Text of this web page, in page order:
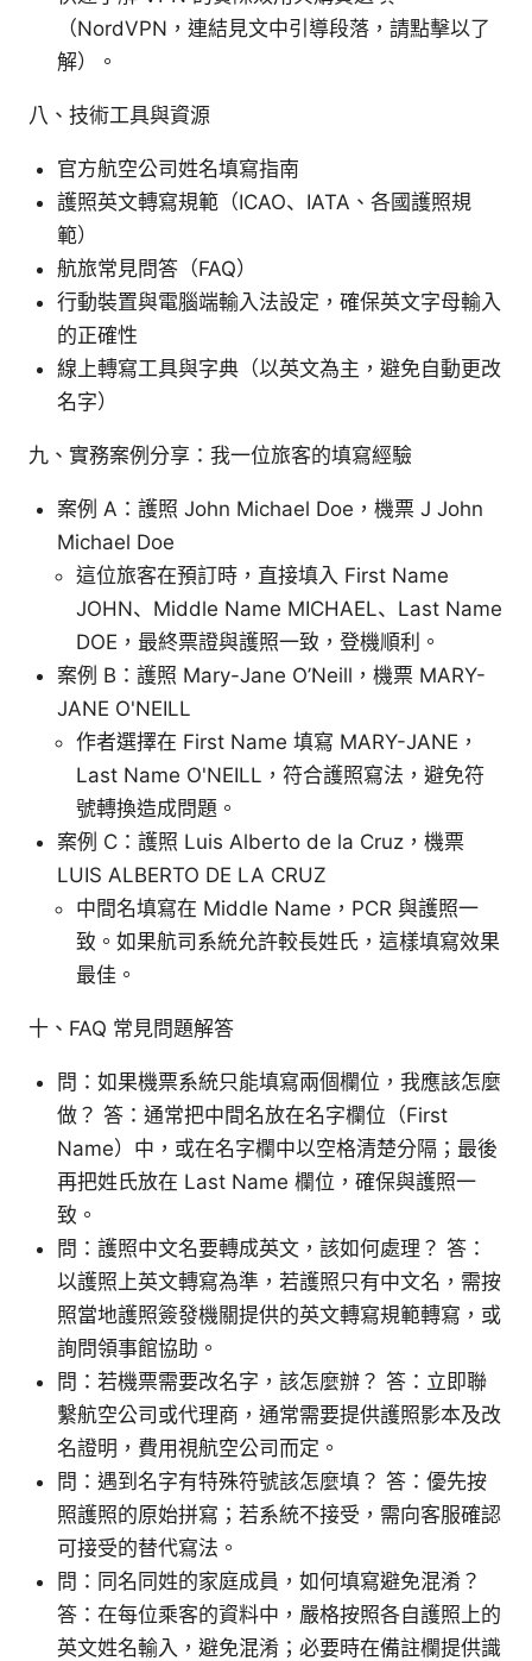
（NordVPN，連結見文中引導段落，請點擊以了
解）。
八、技術工具與資源
官方航空公司姓名填寫指南
護照英文轉寫規範（ICAO、IATA、各國護照規
範）
航旅常見問答（FAQ）
行動裝置與電腦端輸入法設定，確保英文字母輸入
的正確性
線上轉寫工具與字典（以英文為主，避免自動更改
名字）
九、實務案例分享：我一位旅客的填寫經驗
案例 A：護照 John Michael Doe，機票 J John
Michael Doe
這位旅客在預訂時，直接填入 First Name
JOHN、Middle Name MICHAEL、Last Name
DOE，最終票證與護照一致，登機順利。
案例 B：護照 Mary-Jane O’Neill，機票 MARY-
JANE O'NEILL
作者選擇在 First Name 填寫 MARY-JANE，
Last Name O'NEILL，符合護照寫法，避免符
號轉換造成問題。
案例 C：護照 Luis Alberto de la Cruz，機票
LUIS ALBERTO DE LA CRUZ
中間名填寫在 Middle Name，PCR 與護照一
致。如果航司系統允許較長姓氏，這樣填寫效果
最佳。
十、FAQ 常見問題解答
問：如果機票系統只能填寫兩個欄位，我應該怎麼
做？ 答：通常把中間名放在名字欄位（First
Name）中，或在名字欄中以空格清楚分隔；最後
再把姓氏放在 Last Name 欄位，確保與護照一
致。
問：護照中文名要轉成英文，該如何處理？ 答：
以護照上英文轉寫為準，若護照只有中文名，需按
照當地護照簽發機關提供的英文轉寫規範轉寫，或
詢問領事館協助。
問：若機票需要改名字，該怎麼辦？ 答：立即聯
繫航空公司或代理商，通常需要提供護照影本及改
名證明，費用視航空公司而定。
問：遇到名字有特殊符號該怎麼填？ 答：優先按
照護照的原始拼寫；若系統不接受，需向客服確認
可接受的替代寫法。
問：同名同姓的家庭成員，如何填寫避免混淆？
答：在每位乘客的資料中，嚴格按照各自護照上的
英文姓名輸入，避免混淆；必要時在備註欄提供識